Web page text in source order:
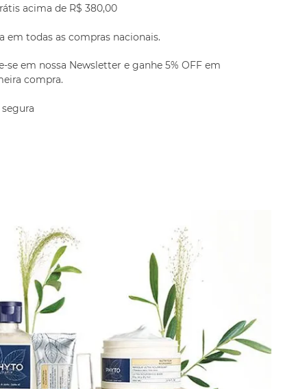
acima de R$ 380,00
em todas as compras nacionais.
se em nossa Newsletter e ganhe 5% OFF em
compra.